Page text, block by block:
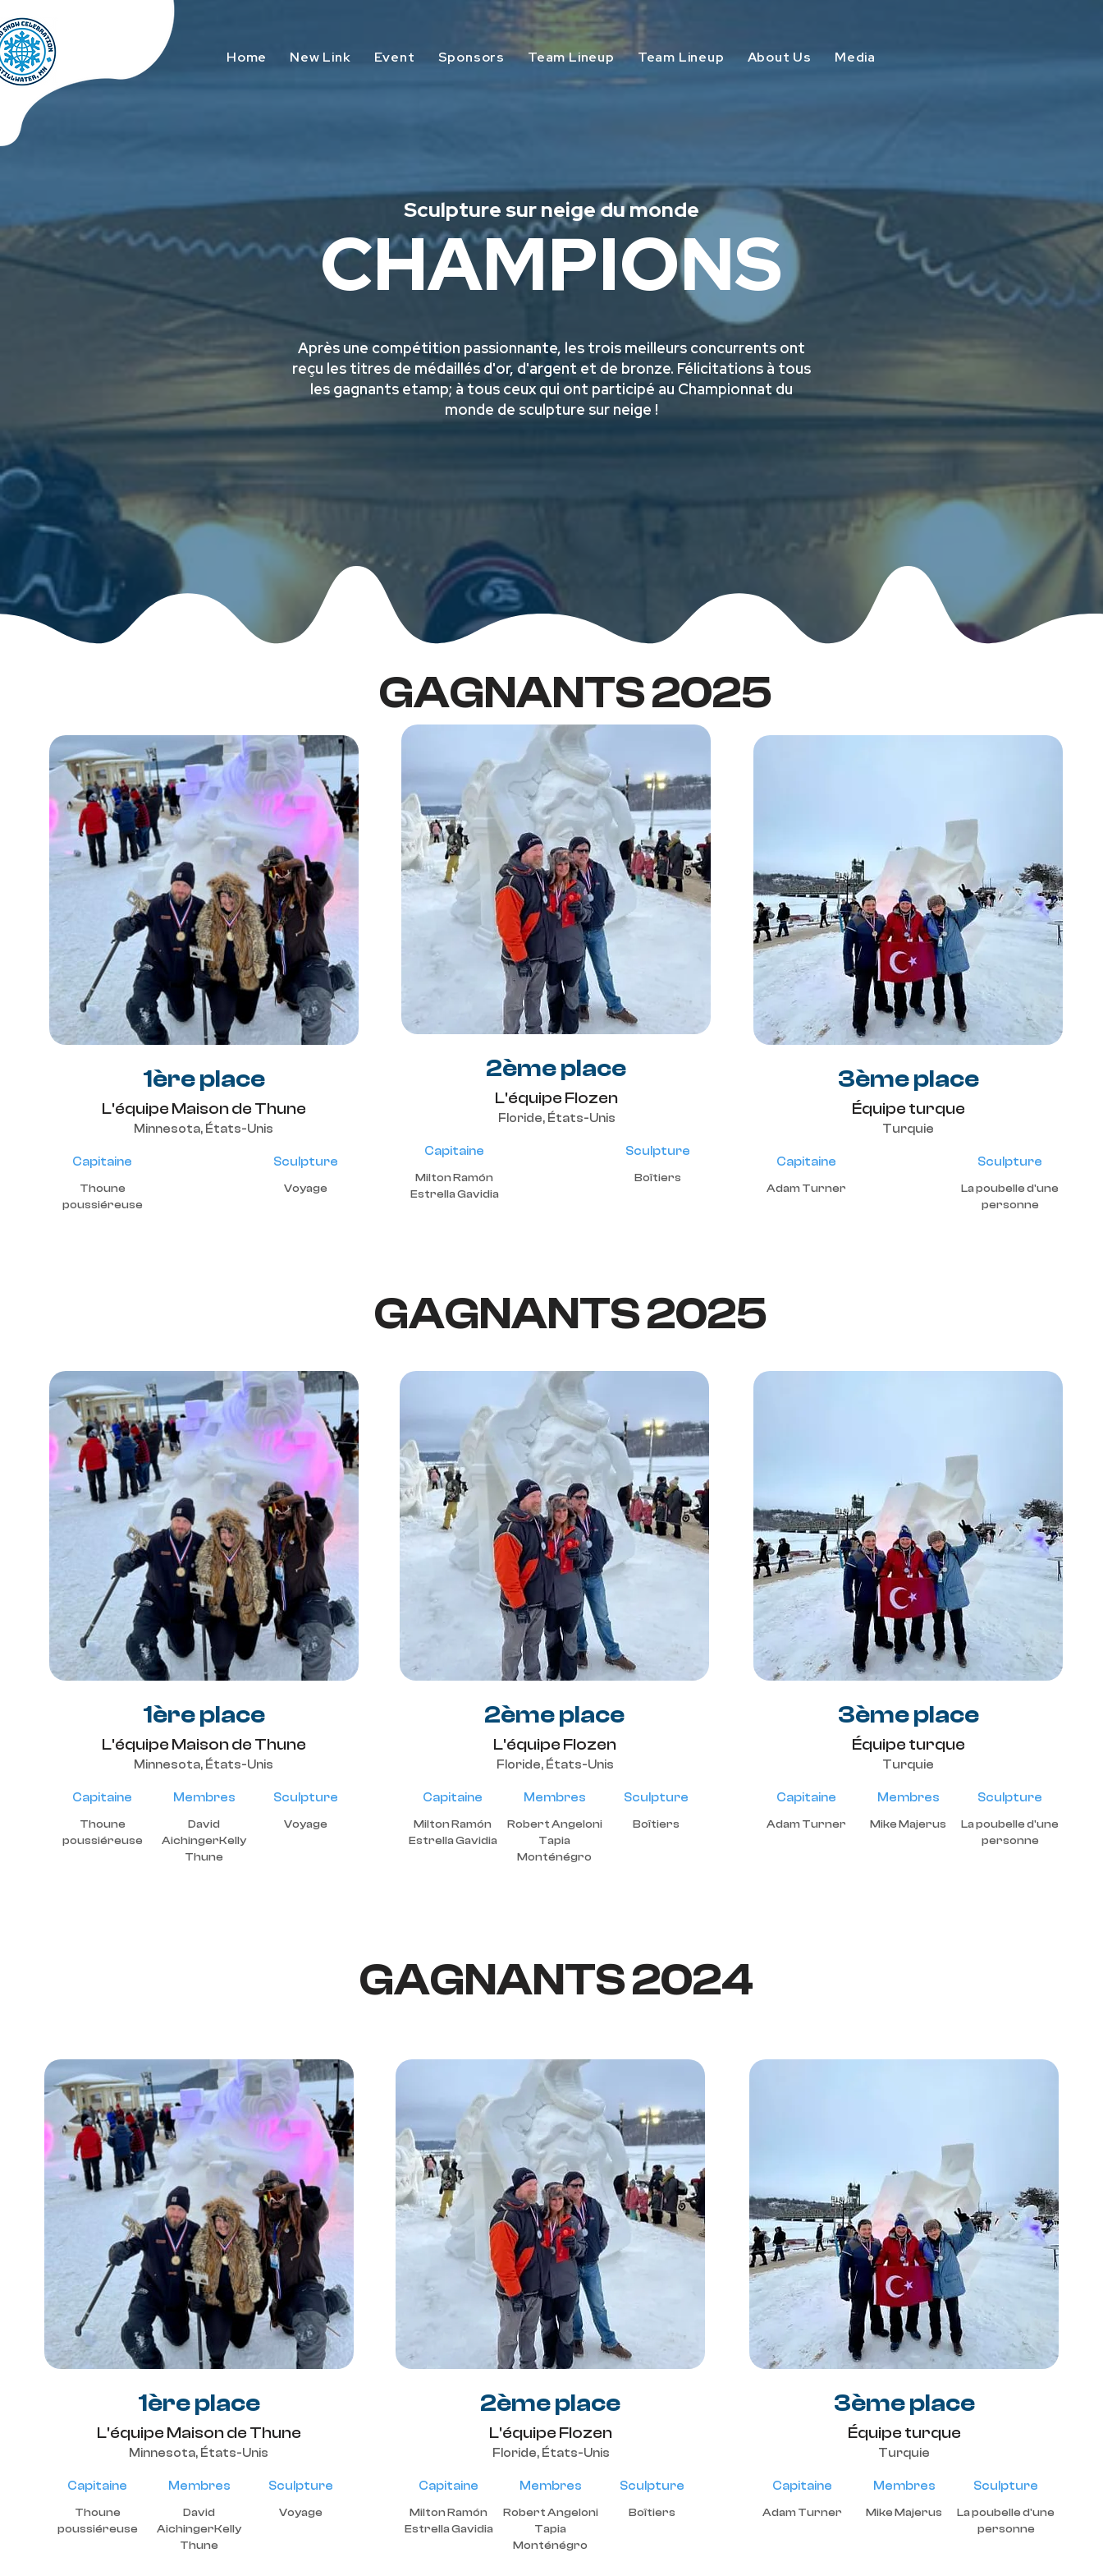
Home New Link Event Sponsors Team Lineup Team Lineup About Us Media
CHAMPIONS
Sculpture sur neige du monde
Après une compétition passionnante, les trois meilleurs concurrents ont
reçu les titres de médaillés d'or, d'argent et de bronze. Félicitations à tous
les gagnants etamp; à tous ceux qui ont participé au Championnat du
monde de sculpture sur neige !
GAGNANTS 2025
1ère place
L'équipe Maison de Thune
Minnesota, États-Unis
Capitaine
Thoune
poussiéreuse
Sculpture
Voyage
2ème place
L'équipe Flozen
Floride, États-Unis
Capitaine
Milton Ramón
Estrella Gavidia
Sculpture
Boîtiers
3ème place
Équipe turque
Turquie
Capitaine
Adam Turner
Sculpture
La poubelle d'une
personne
GAGNANTS 2025
1ère place
L'équipe Maison de Thune
Minnesota, États-Unis
Capitaine Membres Sculpture
Thoune
poussiéreuse
David
AichingerKelly
Thune
Voyage
2ème place
L'équipe Flozen
Floride, États-Unis
Capitaine Membres Sculpture
Milton Ramón
Estrella Gavidia
Robert Angeloni
Tapia
Monténégro
Boîtiers
3ème place
Équipe turque
Turquie
Capitaine Membres Sculpture
Adam Turner Mike Majerus
La poubelle d'une
personne
GAGNANTS 2024
1ère place
L'équipe Maison de Thune
Minnesota, États-Unis
Capitaine Membres Sculpture
Thoune
poussiéreuse
David
AichingerKelly
Thune
Voyage
2ème place
L'équipe Flozen
Floride, États-Unis
Capitaine Membres Sculpture
Milton Ramón
Estrella Gavidia
Robert Angeloni
Tapia
Monténégro
Boîtiers
3ème place
Équipe turque
Turquie
Capitaine Membres Sculpture
Adam Turner Mike Majerus
La poubelle d'une
personne